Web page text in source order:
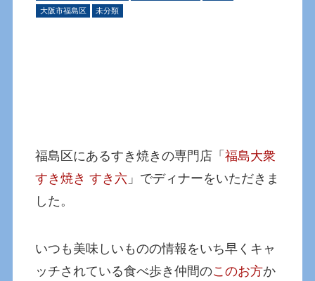
大阪市福島区 未分類
福島区にあるすき焼きの専門店「福島大衆
すき焼き すき六 」でディナーをいただきま
した。
いつも美味しいものの情報をいち早くキャ
ッチされている食べ歩き仲間のこのお方か